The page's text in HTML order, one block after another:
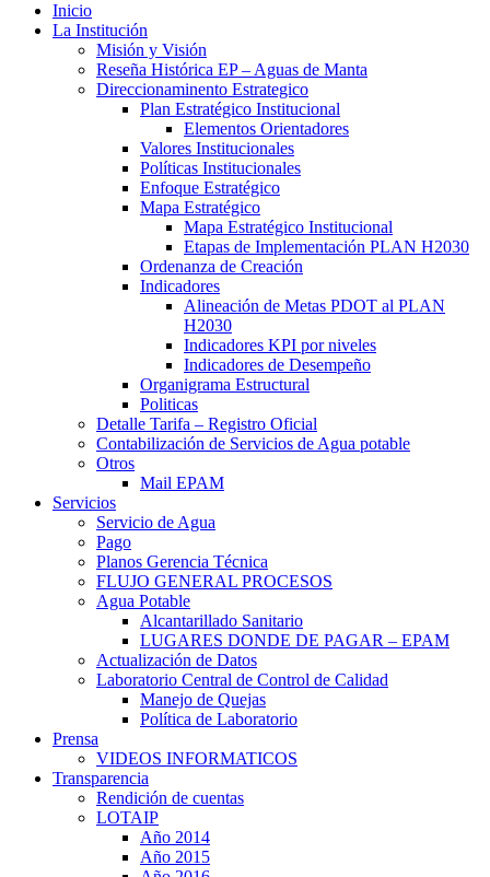
Inicio
La Institución
Misión y Visión
Reseña Histórica EP – Aguas de Manta
Direccionaminento Estrategico
Plan Estratégico Institucional
Elementos Orientadores
Valores Institucionales
Políticas Institucionales
Enfoque Estratégico
Mapa Estratégico
Mapa Estratégico Institucional
Etapas de Implementación PLAN H2030
Ordenanza de Creación
Indicadores
Alineación de Metas PDOT al PLAN
H2030
Indicadores KPI por niveles
Indicadores de Desempeño
Organigrama Estructural
Politicas
Detalle Tarifa – Registro Oficial
Contabilización de Servicios de Agua potable
Otros
Mail EPAM
Servicios
Servicio de Agua
Pago
Planos Gerencia Técnica
FLUJO GENERAL PROCESOS
Agua Potable
Alcantarillado Sanitario
LUGARES DONDE DE PAGAR – EPAM
Actualización de Datos
Laboratorio Central de Control de Calidad
Manejo de Quejas
Política de Laboratorio
Prensa
VIDEOS INFORMATICOS
Transparencia
Rendición de cuentas
LOTAIP
Año 2014
Año 2015